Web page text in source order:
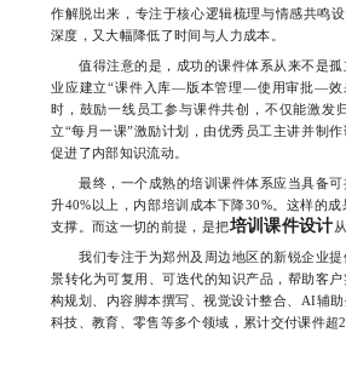
作解脱出来，专注于核心逻辑梳理与情感共鸣
深度，又大幅降低了时间与人力成本。
值得注意的是，成功的课件体系从来不是孤
业应建立“课件入库—版本管理—使用审批—效
时，鼓励一线员工参与课件共创，不仅能激发
立“每月一课”激励计划，由优秀员工主讲并制
促进了内部知识流动。
最终，一个成熟的培训课件体系应当具备可
升40%以上，内部培训成本下降30%。这样的
支撑。而这一切的前提，是把培训课件设计
我们专注于为郑州及周边地区的新锐企业提
景转化为可复用、可迭代的知识产品，帮助客
构规划、内容脚本撰写、视觉设计整合、AI辅
科技、教育、零售等多个领域，累计交付课件